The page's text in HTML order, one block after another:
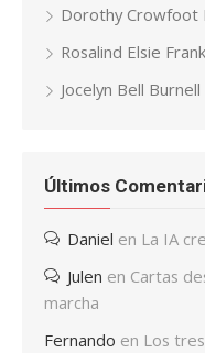
Dorothy Crowfoot
Rosalind Elsie
Jocelyn Bell
Últimos
Daniel en La IA
Julen en Cartas
marcha
Fernando en Los